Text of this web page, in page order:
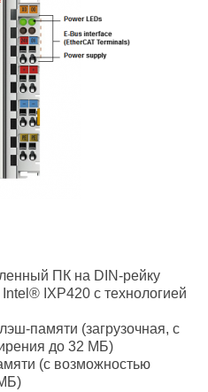
ПК на DIN-рейку
IXP420 с технологией
памяти (загрузочная, с
до 32 МБ)
(с возможностью